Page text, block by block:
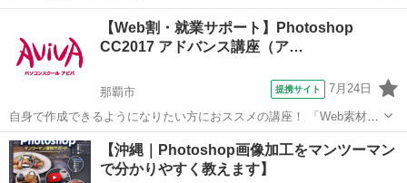
【Web割・就業サポート】Photoshop
CC2017 アドバンス講座（ア…
那覇市 提携サイト 7月24日
自身で作成できるようになりたい方におススメの講座！ 「Web素材」
や「印刷物」など、テーマに合わせた制作物作成のノウハウを学習し
ます。 アイコン画像やポストカードなど、実際に制作機会の多い成果
物をピックアップしているため、 ...
沖縄 那覇市 Photoshop
【沖縄｜Photoshop画像加工をマンツーマン
で分かりやすく教えます】